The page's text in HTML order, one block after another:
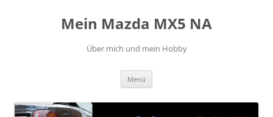
Mein Mazda MX5 NA
Über mich und mein Hobby
Menü